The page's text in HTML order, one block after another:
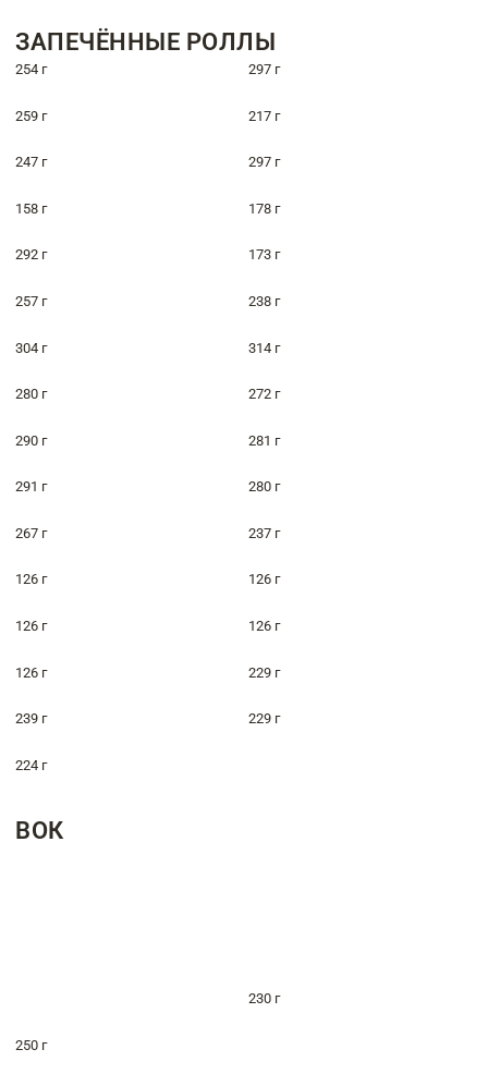
ЗАПЕЧЁННЫЕ РОЛЛЫ
254 г 297 г
259 г 217 г
247 г 297 г
158 г 178 г
292 г 173 г
257 г 238 г
304 г 314 г
280 г 272 г
290 г 281 г
291 г 280 г
267 г 237 г
126 г 126 г
126 г 126 г
126 г 229 г
239 г 229 г
224 г
ВОК
230 г
250 г